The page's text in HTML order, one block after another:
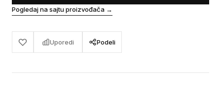
Pogledaj na sajtu proizvođača →
Uporedi Podeli